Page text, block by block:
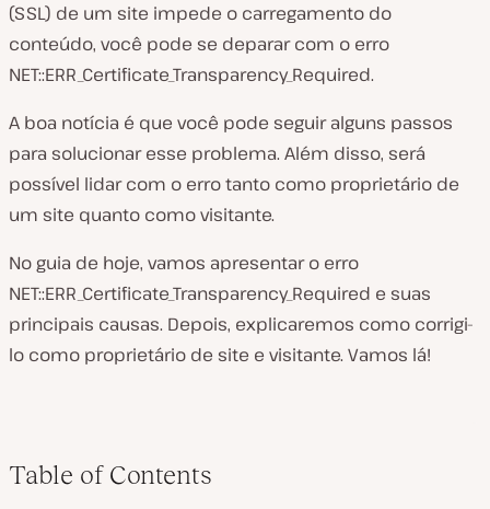
(SSL) de um site impede o carregamento do
conteúdo, você pode se deparar com o erro
NET::ERR_Certificate_Transparency_Required.
A boa notícia é que você pode seguir alguns passos
para solucionar esse problema. Além disso, será
possível lidar com o erro tanto como proprietário de
um site quanto como visitante.
No guia de hoje, vamos apresentar o erro
NET::ERR_Certificate_Transparency_Required e suas
principais causas. Depois, explicaremos como corrigi-
lo como proprietário de site e visitante. Vamos lá!
Table of Contents